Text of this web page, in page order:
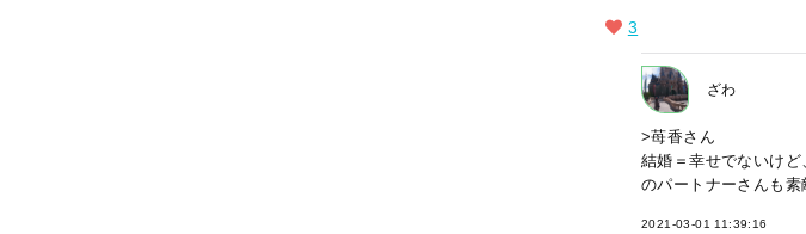
3
ざわ
>苺香さん
結婚＝幸せでないけ
のパートナーさんも
2021-03-01 11:39:16